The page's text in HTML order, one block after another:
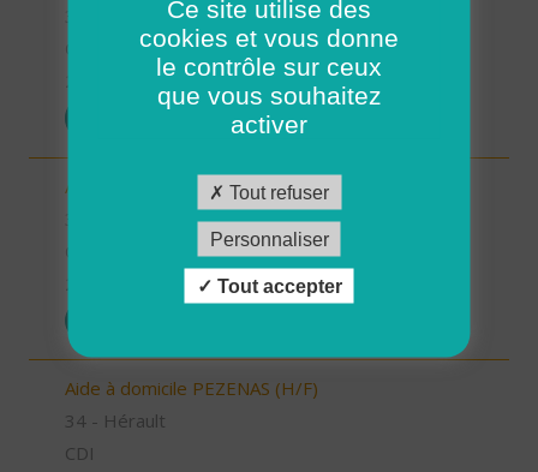
29/07/2026
Auxiliaire de vie BEZIERS (H/F)
Aide à domicile PEZENAS (H/F)
34 - Hérault
CDI
Ce site utilise des
cookies et vous donne
le contrôle sur ceux
que vous souhaitez
activer
Tout refuser
Personnaliser
Tout accepter